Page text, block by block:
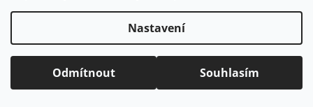
Nastavení
Odmítnout Souhlasím